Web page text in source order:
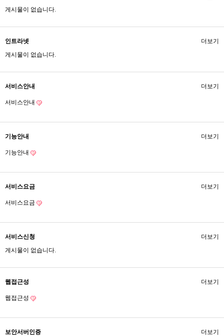
게시물이 없습니다.
인트라넷
게시물이 없습니다.
더보기
서비스안내
서비스안내
더보기
기능안내
기능안내
더보기
서비스요금
서비스요금
더보기
서비스신청
게시물이 없습니다.
더보기
웹접근성
웹접근성
더보기
보안서버인증 더보기